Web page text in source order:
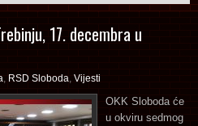
17. decembra u
RSD Sloboda Vijesti
OKK Sloboda će
u okviru sedmog